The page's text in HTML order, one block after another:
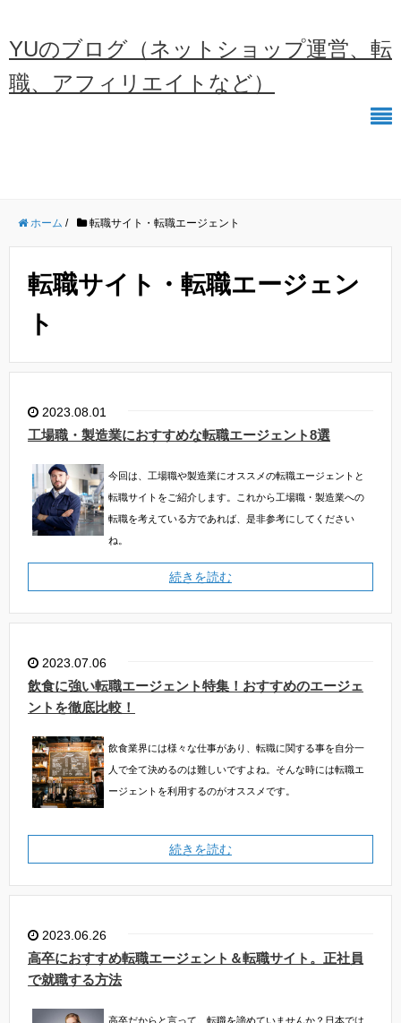
YUのブログ（ネットショップ運営、転
職、アフィリエイトなど）
ホーム / 転職サイト・転職エージェント
転職サイト・転職エージェン
ト
2023.08.01
工場職・製造業におすすめな転職エージェント8選
今回は、工場職や製造業にオススメの転職エージェントと
転職サイトをご紹介します。これから工場職・製造業への
転職を考えている方であれば、是非参考にしてください
ね。
続きを読む
2023.07.06
飲食に強い転職エージェント特集！おすすめのエージェ
ントを徹底比較！
飲食業界には様々な仕事があり、転職に関する事を自分一
人で全て決めるのは難しいですよね。そんな時には転職エ
ージェントを利用するのがオススメです。
続きを読む
2023.06.26
高卒におすすめ転職エージェント＆転職サイト。正社員
で就職する方法
高卒だからと言って、転職を諦めていませんか？日本では